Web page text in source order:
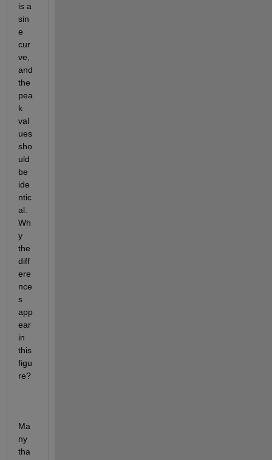
is a
sin
e
cur
ve,
and
the
pea
k
val
ues
sho
uld
be
ide
ntic
al.
Wh
y
the
diff
ere
nce
s
app
ear
in
this
figu
re?
Ma
ny
tha